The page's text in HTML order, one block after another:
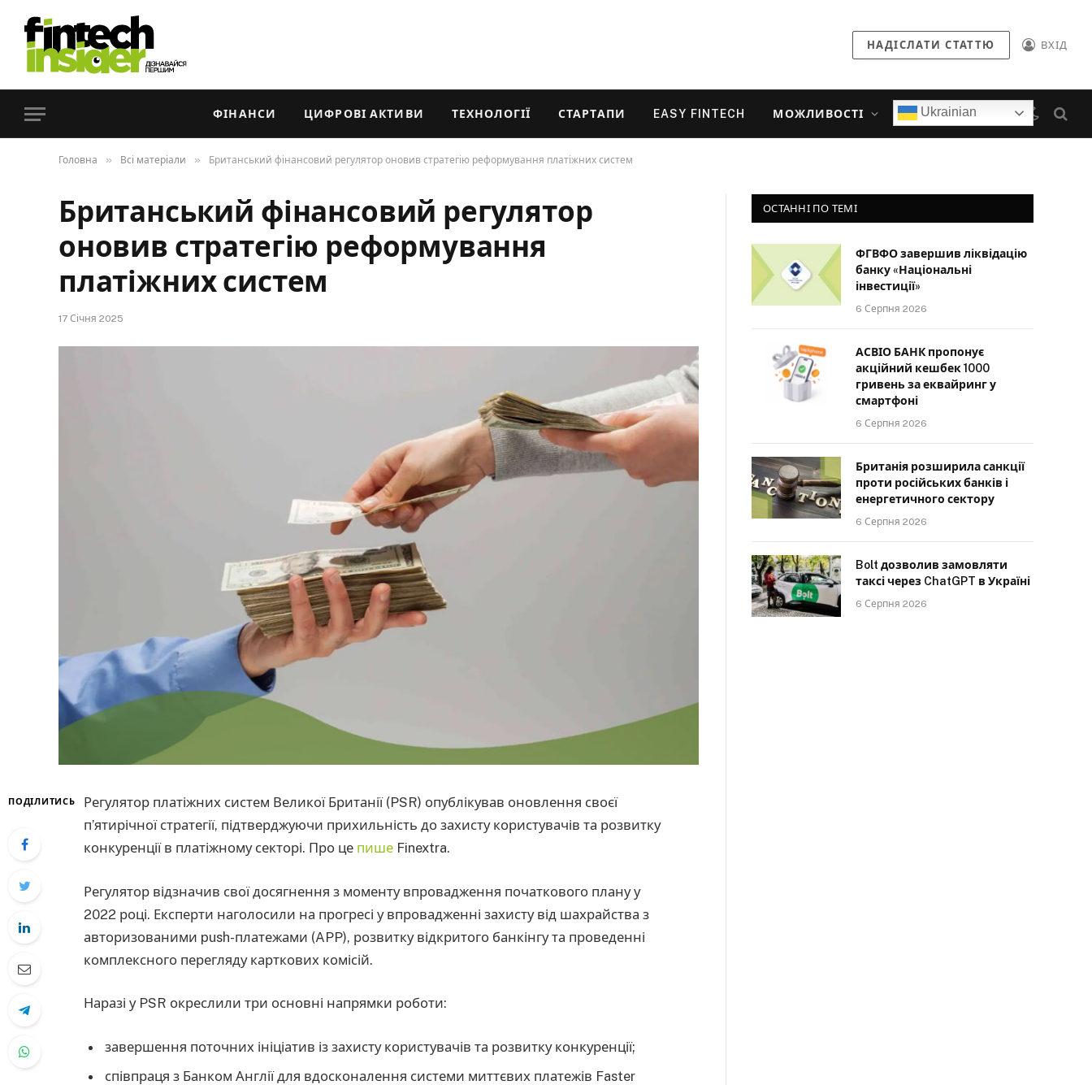
НАДІСЛАТИ СТАТТЮ ВХІД
ФІНАНСИ ЦИФРОВІ АКТИВИ ТЕХНОЛОГІЇ СТАРТАПИ EASY FINTECH МОЖЛИВОСТІ Ukrainian
Головна » Всі матеріали » Британський фінансовий регулятор оновив стратегію реформування платіжних систем
Британський фінансовий регулятор
оновив стратегію реформування
платіжних систем
17 Січня 2025
ПОДІЛИТИСЬ
Регулятор платіжних систем Великої Британії (PSR) опублікував оновлення своєї
п’ятирічної стратегії, підтверджуючи прихильність до захисту користувачів та розвитку
конкуренції в платіжному секторі. Про це пише Finextra.
Регулятор відзначив свої досягнення з моменту впровадження початкового плану у
2022 році. Експерти наголосили на прогресі у впровадженні захисту від шахрайства з
авторизованими push-платежами (APP), розвитку відкритого банкінгу та проведенні
комплексного перегляду карткових комісій.
Наразі у PSR окреслили три основні напрямки роботи:
завершення поточних ініціатив із захисту користувачів та розвитку конкуренції;
співпраця з Банком Англії для вдосконалення системи миттєвих платежів Faster
ОСТАННІ ПО ТЕМІ
ФГВФО завершив ліквідацію
банку «Національні
інвестиції»
6 Серпня 2026
АСВІО БАНК пропонує
акційний кешбек 1000
гривень за еквайринг у
смартфоні
6 Серпня 2026
Британія розширила санкції
проти російських банків і
енергетичного сектору
6 Серпня 2026
Bolt дозволив замовляти
таксі через ChatGPT в Україні
6 Серпня 2026